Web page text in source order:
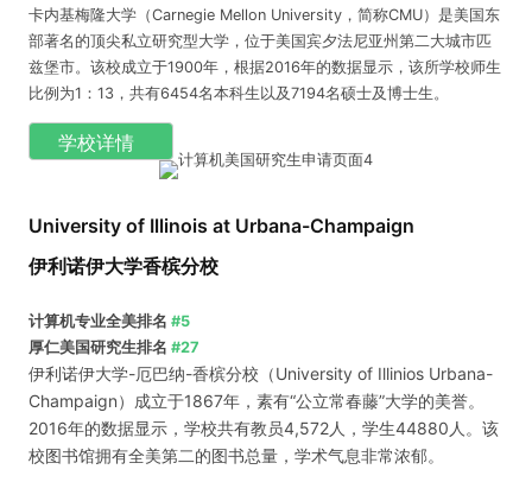
卡内基梅隆大学（Carnegie Mellon University，简称CMU）是美国东
部著名的顶尖私立研究型大学，位于美国宾夕法尼亚州第二大城市匹
兹堡市。该校成立于1900年，根据2016年的数据显示，该所学校师生
比例为1：13，共有6454名本科生以及7194名硕士及博士生。
学校详情
University of Illinois at Urbana-Champaign
伊利诺伊大学香槟分校
计算机专业全美排名 #5
厚仁美国研究生排名 #27
伊利诺伊大学-厄巴纳-香槟分校（University of Illinios Urbana-
Champaign）成立于1867年，素有“公立常春藤”大学的美誉。
2016年的数据显示，学校共有教员4,572人，学生44880人。该
校图书馆拥有全美第二的图书总量，学术气息非常浓郁。